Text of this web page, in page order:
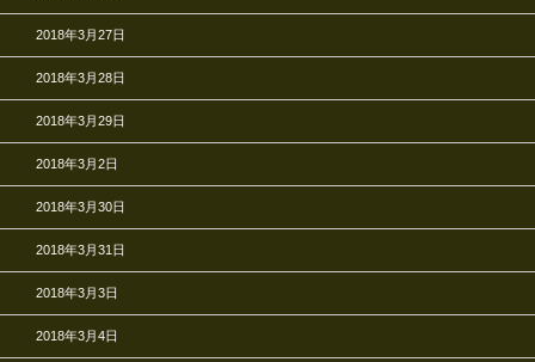
2018年3月27日
2018年3月28日
2018年3月29日
2018年3月2日
2018年3月30日
2018年3月31日
2018年3月3日
2018年3月4日